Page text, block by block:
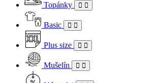
Topánky
Basic
Plus size
Mušelín